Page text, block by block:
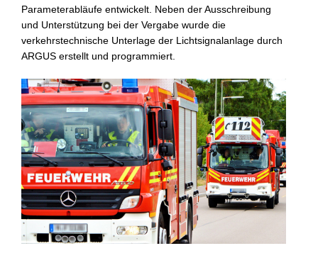
Parameterabläufe entwickelt. Neben der Ausschreibung
und Unterstützung bei der Vergabe wurde die
verkehrstechnische Unterlage der Lichtsignalanlage durch
ARGUS erstellt und programmiert.